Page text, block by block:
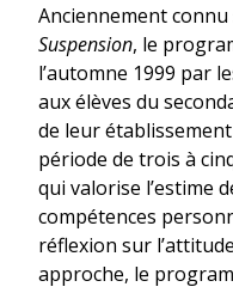
Anciennement
Suspension, le
l’automne 1999 par
aux élèves du
de leur
période de trois à
qui valorise l’estime
compétences
réflexion sur
approche, le